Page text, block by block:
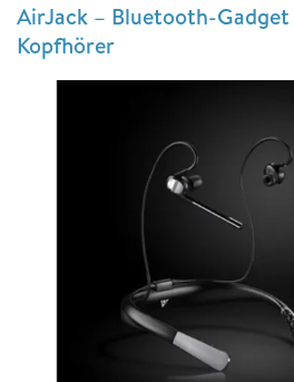
AirJack – Bluetooth-
Kopfhörer